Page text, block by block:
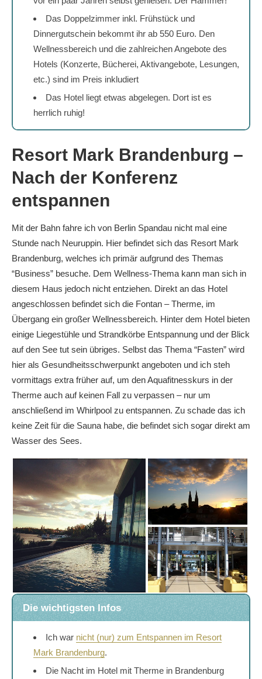
Das Doppelzimmer inkl. Frühstück und
Dinnergutschein bekommt ihr ab 550 Euro. Den
Wellnessbereich und die zahlreichen Angebote des
Hotels (Konzerte, Bücherei, Aktivangebote, Lesungen,
etc.) sind im Preis inkludiert
Das Hotel liegt etwas abgelegen. Dort ist es
herrlich ruhig!
Resort Mark Brandenburg –
Nach der Konferenz
entspannen
Mit der Bahn fahre ich von Berlin Spandau nicht mal eine
Stunde nach Neuruppin. Hier befindet sich das Resort Mark
Brandenburg, welches ich primär aufgrund des Themas
“Business” besuche. Dem Wellness-Thema kann man sich in
diesem Haus jedoch nicht entziehen. Direkt an das Hotel
angeschlossen befindet sich die Fontan – Therme, im
Übergang ein großer Wellnessbereich. Hinter dem Hotel bieten
einige Liegestühle und Strandkörbe Entspannung und der Blick
auf den See tut sein übriges. Selbst das Thema “Fasten” wird
hier als Gesundheitsschwerpunkt angeboten und ich steh
vormittags extra früher auf, um den Aquafitnesskurs in der
Therme auch auf keinen Fall zu verpassen – nur um
anschließend im Whirlpool zu entspannen. Zu schade das ich
keine Zeit für die Sauna habe, die befindet sich sogar direkt am
Wasser des Sees.
Die wichtigsten Infos
Ich war nicht (nur) zum Entspannen im Resort
Mark Brandenburg.
Die Nacht im Hotel mit Therme in Brandenburg